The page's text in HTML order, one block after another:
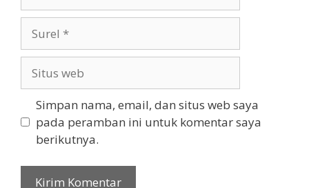
web
Simpan nama, email, dan situs web saya
pada peramban ini untuk komentar saya
berikutnya.